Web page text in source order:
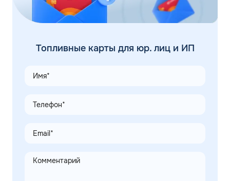
Топливные карты для юр. лиц и ИП